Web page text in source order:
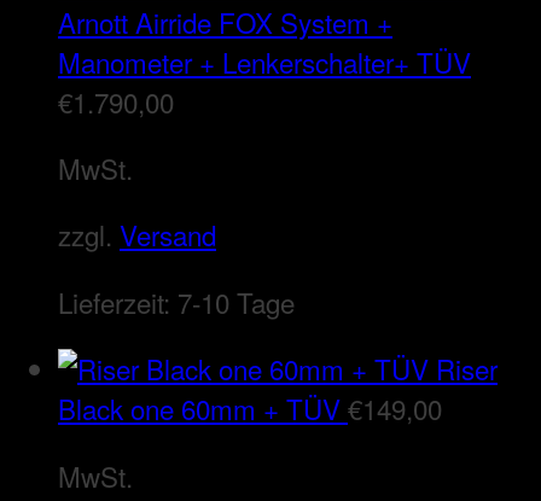
Arnott Airride FOX System +
Manometer + Lenkerschalter+ TÜV
€1.790,00
MwSt.
zzgl. Versand
Lieferzeit: 7-10 Tage
Riser
Black one 60mm + TÜV€149,00
MwSt.